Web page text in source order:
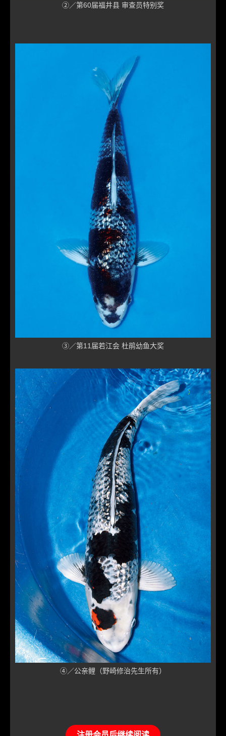
②／第60届福井县 审查员特别奖
③／第11届若江会 杜鹃幼鱼大奖
④／公亲鲤（野崎修治先生所有）